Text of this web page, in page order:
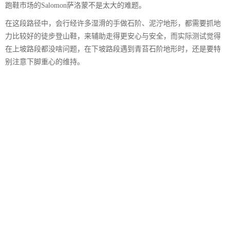
跑鞋市场的Salomon萨洛蒙不是太大的难题。
在这段路径中，会行经许多湿滑的手做石阶、泥泞地形，都需要抓地
力比较好的徒步登山鞋，来辅助走得更安心与安全，而实际测试觉得
在上坡路段都没啥问题，在下坡路段遇到青苔石阶地形时，还是要特
别注意下脚重心的维持。